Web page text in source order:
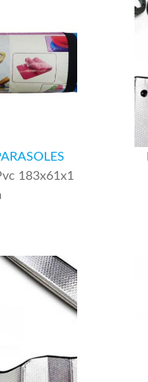
183x61x1